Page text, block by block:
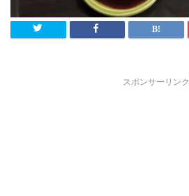
スポンサーリンク